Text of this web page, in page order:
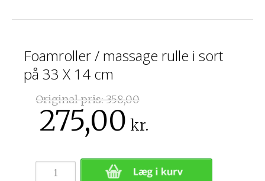
Foamroller / massage rulle i sort
på 33 X 14 cm
Original pris:358,00
275,00 kr.